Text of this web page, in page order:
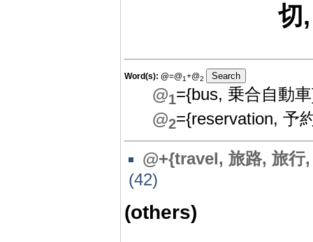
切
Word(s): @=@1+@2
@1={bus, 乗合自動
@2={reservation, 予
@+{travel, 旅路, 旅
(42)
(others)